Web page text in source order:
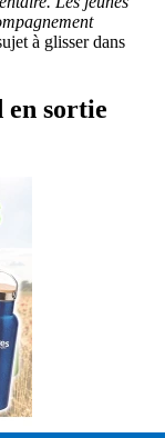
à glisser dans
sortie